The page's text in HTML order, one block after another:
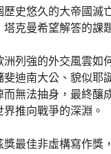
悠久的大帝國滅
克曼希望解答的課
強的外交風雲如
迪南大公、貌似耶
無法抽身，最終釀
推向戰爭的深淵。
佳非虛構寫作獎